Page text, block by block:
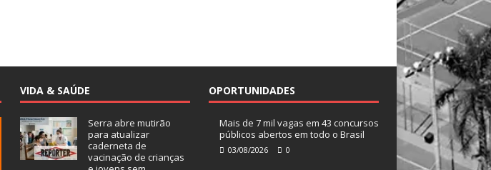
VIDA & SAÚDE
Serra abre mutirão
para atualizar
caderneta de
vacinação de crianças
OPORTUNIDADES
Mais de 7 mil vagas em 43 concursos
públicos abertos em todo o Brasil
03/08/2026 0